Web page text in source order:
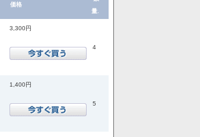
価格
量.
3,300円
4
1,400円
5